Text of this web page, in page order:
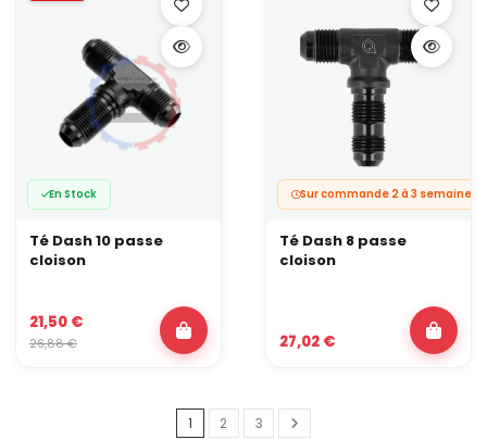
En Stock
Té Dash 10 passe
cloison
21,50 €
26,88 €
Sur commande 2 à 3 semaines
Té Dash 8 passe
cloison
27,02 €
1 2 3